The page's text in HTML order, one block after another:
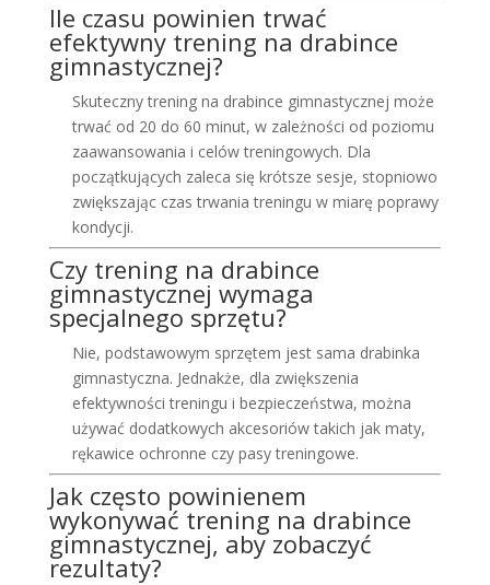
Ile czasu powinien trwać
efektywny trening na drabince
gimnastycznej?
Skuteczny trening na drabince gimnastycznej może
trwać od 20 do 60 minut, w zależności od poziomu
zaawansowania i celów treningowych. Dla
początkujących zaleca się krótsze sesje, stopniowo
zwiększając czas trwania treningu w miarę poprawy
kondycji.
Czy trening na drabince
gimnastycznej wymaga
specjalnego sprzętu?
Nie, podstawowym sprzętem jest sama drabinka
gimnastyczna. Jednakże, dla zwiększenia
efektywności treningu i bezpieczeństwa, można
używać dodatkowych akcesoriów takich jak maty,
rękawice ochronne czy pasy treningowe.
Jak często powinienem
wykonywać trening na drabince
gimnastycznej, aby zobaczyć
rezultaty?